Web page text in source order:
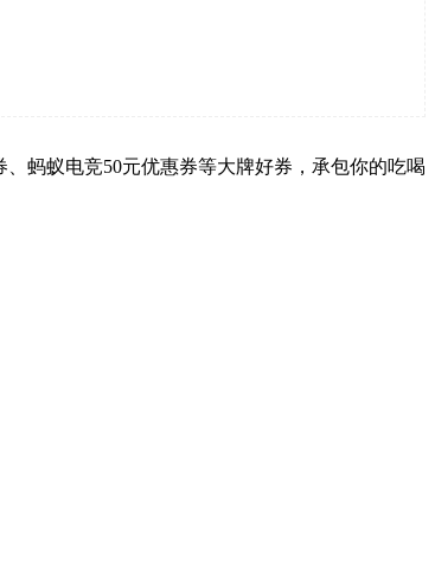
蚂蚁电竞50元优惠券等大牌好券，承包你的吃喝